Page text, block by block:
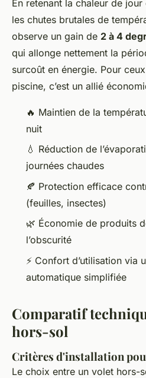
En retenant la chaleur de
les chutes brutales de
observe un gain de 2 à 4
qui allonge nettement la
surcoût en énergie. Pour
piscine, c’est un allié
🔥 Maintien de la
nuit
💧 Réduction de
journées chaudes
🍂 Protection efficace
(feuilles, insectes)
🌿 Économie de produits
l’obscurité
⚡ Confort d’utilisation via
automatique simplifiée
Comparatif
hors-sol
Critères d'installation
Le choix entre un volet hors-